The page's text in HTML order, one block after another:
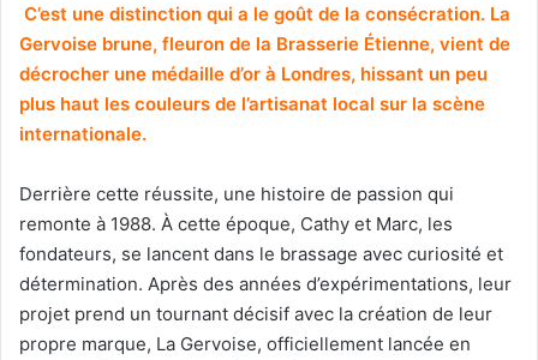
C’est une distinction qui a le goût de la consécration. La
Gervoise brune, fleuron de la Brasserie Étienne, vient de
décrocher une médaille d’or à Londres, hissant un peu
plus haut les couleurs de l’artisanat local sur la scène
internationale.
Derrière cette réussite, une histoire de passion qui
remonte à 1988. À cette époque, Cathy et Marc, les
fondateurs, se lancent dans le brassage avec curiosité et
détermination. Après des années d’expérimentations, leur
projet prend un tournant décisif avec la création de leur
propre marque, La Gervoise, officiellement lancée en